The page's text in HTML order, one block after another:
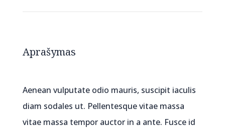
Aprašymas
Aenean vulputate odio mauris, suscipit iaculis
diam sodales ut. Pellentesque vitae massa
vitae massa tempor auctor in a ante. Fusce id